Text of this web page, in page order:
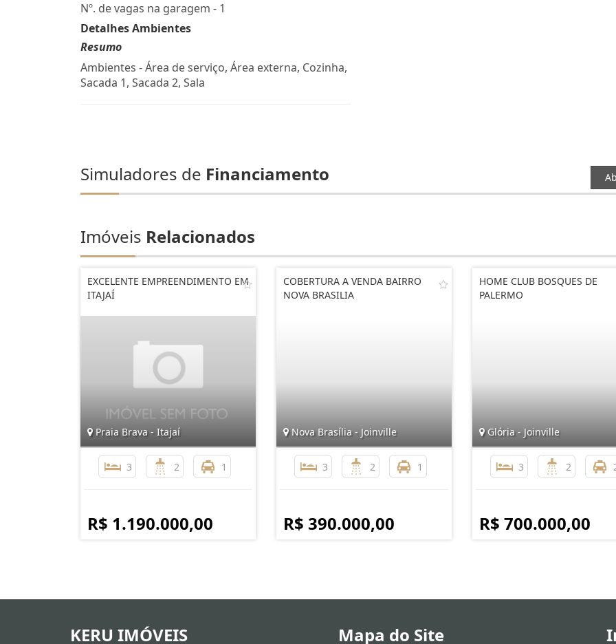
Nº. de vagas na garagem - 1
Detalhes Ambientes
Resumo
Ambientes - Área de serviço, Área externa, Cozinha,
Sacada 1, Sacada 2, Sala
Simuladores de Financiamento
Imóveis Relacionados
EXCELENTE EMPREENDIMENTO EM
ITAJAÍ
Praia Brava - Itajaí
3 2 1
R$ 1.190.000,00
COBERTURA A VENDA BAIRRO
NOVA BRASILIA
Nova Brasília - Joinville
3 2 1
R$ 390.000,00
HOME CLUB BOSQUES DE
PALERMO
Glória - Joinville
3 2
R$ 700.000,00
KERU IMÓVEIS Mapa do Site